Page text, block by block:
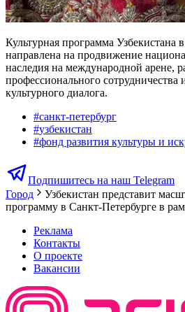
Культурная программа Узбекистана
направлена на продвижение
наследия на международной арене,
профессионального сотрудничества
культурного диалога.
#санкт-петербург
#узбекистан
#фонд развития культуры и
Подпишитесь на наш Telegram
Город
Узбекистан представит
программу в Санкт-Петербурге в
Реклама
Контакты
О проекте
Вакансии